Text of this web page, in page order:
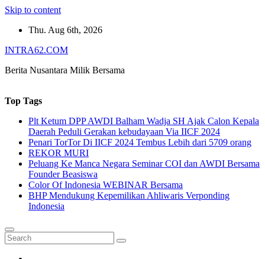
Skip to content
Thu. Aug 6th, 2026
INTRA62.COM
Berita Nusantara Milik Bersama
Top Tags
Plt Ketum DPP AWDI Balham Wadja SH Ajak Calon Kepala
Daerah Peduli Gerakan kebudayaan Via IICF 2024
Penari TorTor Di IICF 2024 Tembus Lebih dari 5709 orang
REKOR MURI
Peluang Ke Manca Negara Seminar COI dan AWDI Bersama
Founder Beasiswa
Color Of Indonesia WEBINAR Bersama
BHP Mendukung Kepemilikan Ahliwaris Verponding
Indonesia